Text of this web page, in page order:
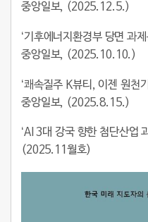
중앙일보, (2025.12.5.)
‘기후에너지환경부 당면 과
중앙일보, (2025.10.10.)
‘쾌속질주 K뷰티, 이젠 원천
중앙일보, (2025.8.15.)
‘AI 3대 강국 향한 첨단산업
(2025.11월호)